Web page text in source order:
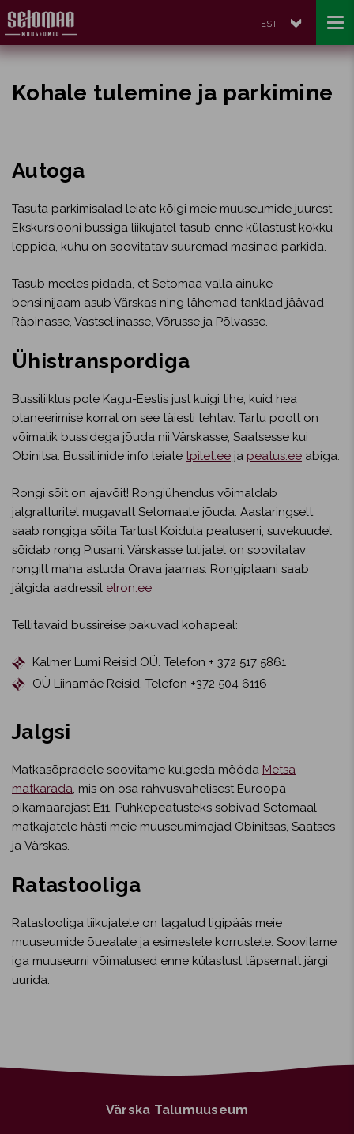
EST
Kohale tulemine ja parkimine
Autoga
Tasuta parkimisalad leiate kõigi meie muuseumide juurest.
Ekskursiooni bussiga liikujatel tasub enne külastust kokku
leppida, kuhu on soovitatav suuremad masinad parkida.
Tasub meeles pidada, et Setomaa valla ainuke
bensiinijaam asub Värskas ning lähemad tanklad jäävad
Räpinasse, Vastseliinasse, Võrusse ja Põlvasse.
Ühistranspordiga
Bussiliiklus pole Kagu-Eestis just kuigi tihe, kuid hea
planeerimise korral on see täiesti tehtav. Tartu poolt on
võimalik bussidega jõuda nii Värskasse, Saatsesse kui
Obinitsa. Bussiliinide info leiate tpilet.ee ja peatus.ee abiga.
Rongi sõit on ajavõit! Rongiühendus võimaldab
jalgratturitel mugavalt Setomaale jõuda. Aastaringselt
saab rongiga sõita Tartust Koidula peatuseni, suvekuudel
sõidab rong Piusani. Värskasse tulijatel on soovitatav
rongilt maha astuda Orava jaamas. Rongiplaani saab
jälgida aadressil elron.ee
Tellitavaid bussireise pakuvad kohapeal:
Kalmer Lumi Reisid OÜ. Telefon + 372 517 5861
OÜ Liinamäe Reisid. Telefon +372 504 6116
Jalgsi
Matkasõpradele soovitame kulgeda mööda Metsa
matkarada, mis on osa rahvusvahelisest Euroopa
pikamaarajast E11. Puhkepeatusteks sobivad Setomaal
matkajatele hästi meie muuseumimajad Obinitsas, Saatses
ja Värskas.
Ratastooliga
Ratastooliga liikujatele on tagatud ligipääs meie
muuseumide õuealale ja esimestele korrustele. Soovitame
iga muuseumi võimalused enne külastust täpsemalt järgi
uurida.
Värska Talumuuseum